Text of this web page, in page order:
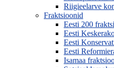
Riigieelarve
Fraktsioonid
Eesti 200
Eesti
Eesti
Eesti
Isamaa